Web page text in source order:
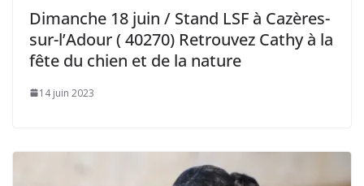
Dimanche 18 juin / Stand LSF à Cazères-
sur-l’Adour ( 40270) Retrouvez Cathy à la
fête du chien et de la nature
14 juin 2023